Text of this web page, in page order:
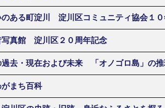
のある町淀川 淀川区コミュニティ協会１
写真館 淀川区２０周年記念
過去・現在および未来 「オノゴロ島」の推
まち百科